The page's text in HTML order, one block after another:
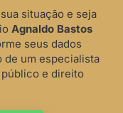
situação e seja
Agnaldo Bastos
seus dados
um especialista
e direito